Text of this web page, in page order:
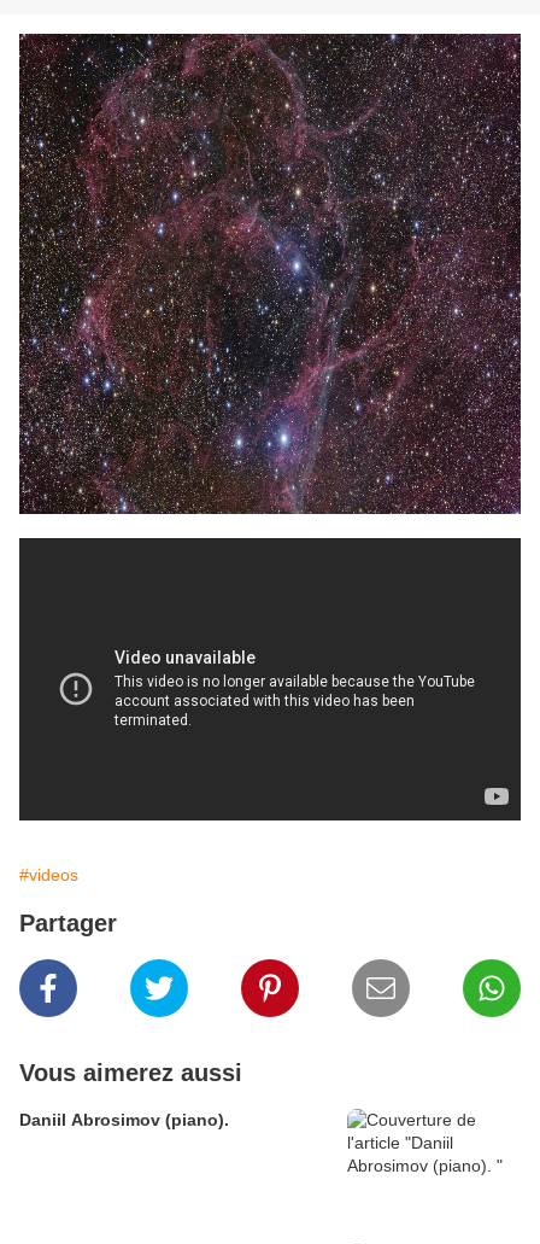
#videos
Partager
Vous aimerez aussi
Daniil Abrosimov (piano).